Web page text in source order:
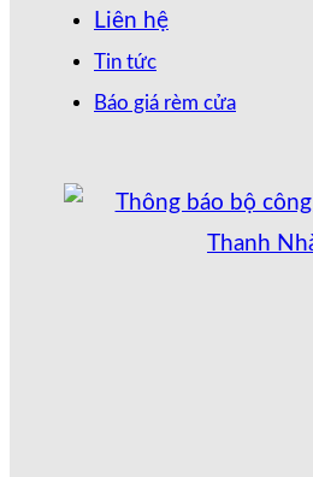
Liên hệ
Tin tức
Báo giá rèm cửa